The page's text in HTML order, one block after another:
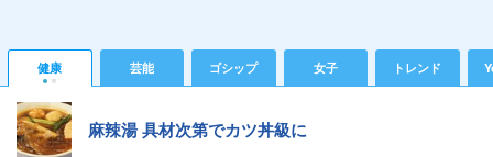
健康 芸能 ゴシップ 女子 トレンド
麻辣湯 具材次第でカツ丼級に